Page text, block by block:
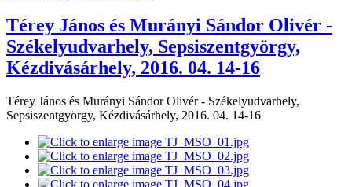
Térey János és Murányi Sándor Olivér -
Székelyudvarhely, Sepsiszentgyörgy,
Kézdivásárhely, 2016. 04. 14-16
Térey János és Murányi Sándor Olivér - Székelyudvarhely,
Sepsiszentgyörgy, Kézdivásárhely, 2016. 04. 14-16